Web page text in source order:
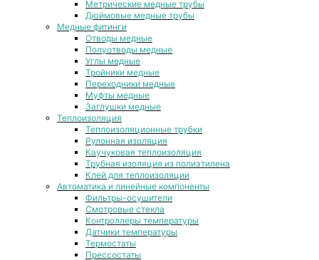
Метрические медные трубы
Дюймовые медные трубы
Медные фитинги
Отводы медные
Полуотводы медные
Углы медные
Тройники медные
Переходники медные
Муфты медные
Заглушки медные
Теплоизоляция
Теплоизоляционные трубки
Рулонная изоляция
Каучуковая теплоизоляция
Трубная изоляция из полиэтилена
Клей для теплоизоляции
Автоматика и линейные компоненты
Фильтры-осушители
Смотровые стекла
Контроллеры температуры
Датчики температуры
Термостаты
Прессостаты